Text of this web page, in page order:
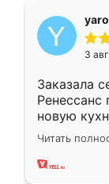
3
Заказала
Ренессанс
новую
вполне
два года,
Читать